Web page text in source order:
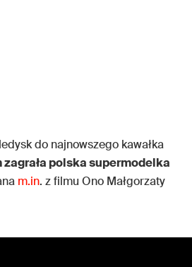
do najnowszego kawałka
zagrała polska supermodelka
m.in. z filmu Ono Małgorzaty